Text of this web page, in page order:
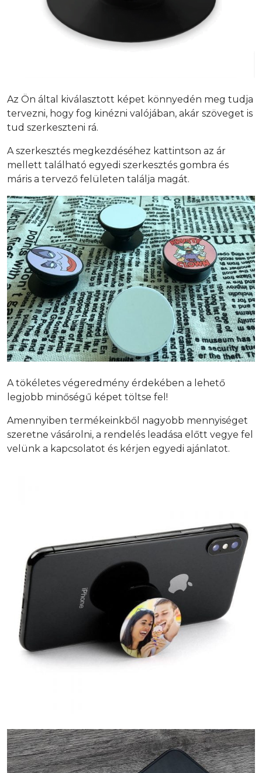
Az Ön által kiválasztott képet könnyedén meg tudja
tervezni, hogy fog kinézni valójában, akár szöveget is
tud szerkeszteni rá.
A szerkesztés megkezdéséhez kattintson az ár
mellett található egyedi szerkesztés gombra és
máris a tervező felületen találja magát.
A tökéletes végeredmény érdekében a lehető
legjobb minőségű képet töltse fel!
Amennyiben termékeinkből nagyobb mennyiséget
szeretne vásárolni, a rendelés leadása előtt vegye fel
velünk a kapcsolatot és kérjen egyedi ajánlatot.